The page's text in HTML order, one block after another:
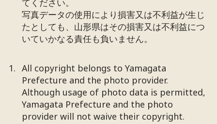
てください。
写真データの使用により損害又は不利益が生じ
たとしても、山形県はその損害又は不利益につ
いていかなる責任も負いません。
All copyright belongs to Yamagata
Prefecture and the photo provider.
Although usage of photo data is permitted,
Yamagata Prefecture and the photo
provider will not waive their copyright.